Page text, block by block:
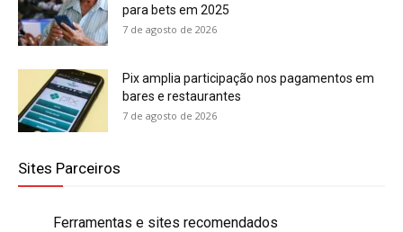
para bets em 2025
7 de agosto de 2026
Pix amplia participação nos pagamentos em
bares e restaurantes
7 de agosto de 2026
Sites Parceiros
Ferramentas e sites recomendados